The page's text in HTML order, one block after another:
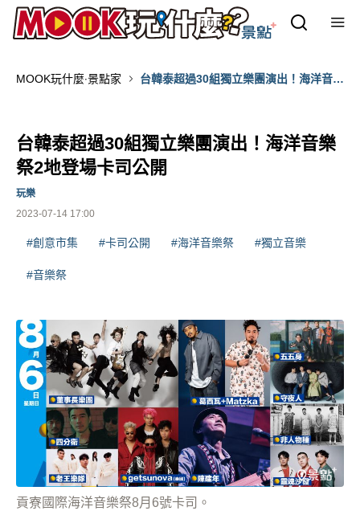
MOOK玩什麼‧景點家
台韓泰超過30組獨立樂團演出！海洋音樂
台韓泰超過30組獨立樂團演出！海洋音樂
祭2地登場卡司公開
2023-07-14 17:00
玩樂
#創意市集 #卡司公開 #海洋音樂祭 #獨立音樂
#音樂祭
貢寮國際海洋音樂祭8月6號卡司。